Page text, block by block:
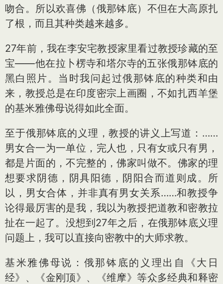
吻合。所以欢喜佛（俄那钵底）不但在大高原扎
了根，而且其种类越来越多。
27年前，我在李安宅教授家里看过教授珍藏的至
宝——他在拉卜楞寺和塔尔寺的五张俄那钵底的
黑白照片。当时我问起过俄那钵底的种类和由
来，教授总是在印度密宗上画圈，不如扎西羊堡
的基米雅佛母说得如此全面。
至于俄那钵底的义理，教授的讲义上写道：……
男女合一为一单位，完人也，只有女或只有男，
都是片面的，不完整的，佛家叫做不。佛家的理
想要求阴德，阴具阳德，阴阳合而道则成。所
以，男女合体，并非真有男女关系……和教授争
论得最厉害的是我，我以为教授把道教和密教拉
扯在一起了。没想到27年之后，在俄那钵底义理
问题上，我可以直接向密教中的大师求教。
基米雅佛母说：俄那钵底的义理出自《大日
经》、《金刚顶》、《维摩》等众多经典和释密